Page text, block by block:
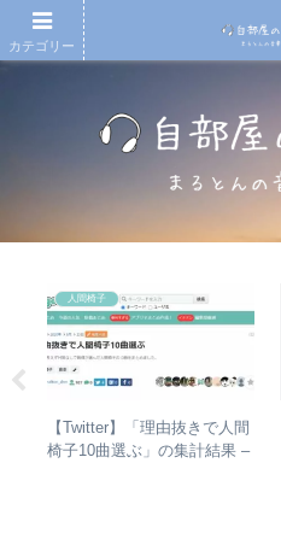
人間椅子
【Twitter】「理由抜きで人間
椅子10曲選ぶ」の集計結果 –
カテゴリー